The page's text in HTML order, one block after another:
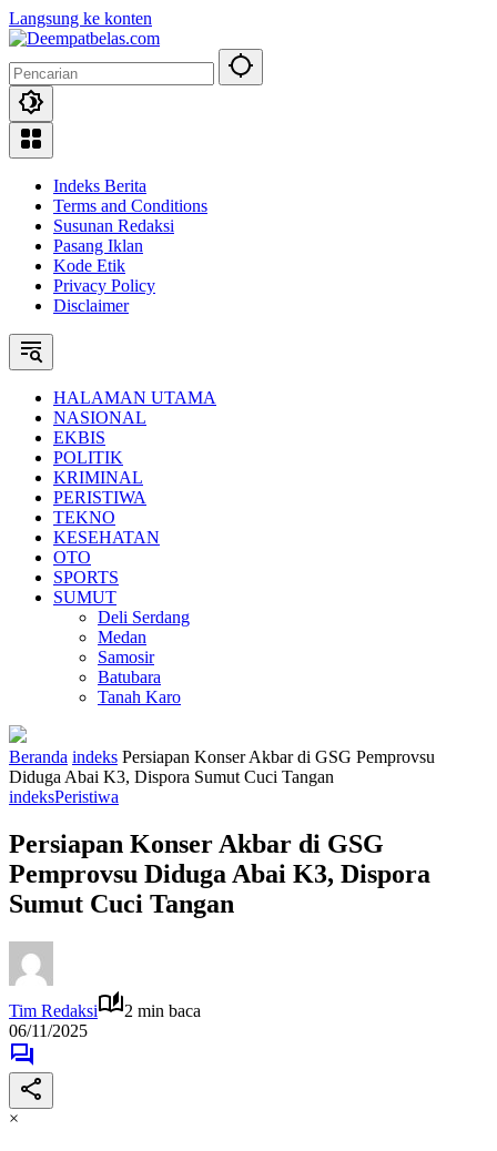
Langsung ke konten
Indeks Berita
Terms and Conditions
Susunan Redaksi
Pasang Iklan
Kode Etik
Privacy Policy
Disclaimer
HALAMAN UTAMA
NASIONAL
EKBIS
POLITIK
KRIMINAL
PERISTIWA
TEKNO
KESEHATAN
OTO
SPORTS
SUMUT
Deli Serdang
Medan
Samosir
Batubara
Tanah Karo
Beranda indeks Persiapan Konser Akbar di GSG Pemprovsu
Diduga Abai K3, Dispora Sumut Cuci Tangan
indeksPeristiwa
Persiapan Konser Akbar di GSG
Pemprovsu Diduga Abai K3, Dispora
Sumut Cuci Tangan
Tim Redaksi
2 min baca
06/11/2025
×